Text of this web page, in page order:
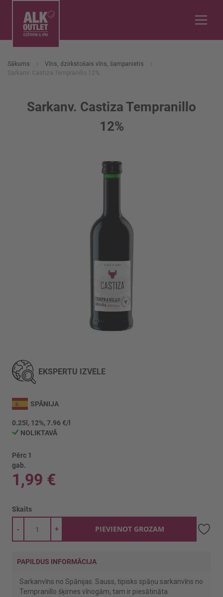
Sākums
Vīns, dzirkstošais vīns, šampanietis
Sarkanv. Castiza Tempranillo 12%
Sarkanv. Castiza Tempranillo
12%
uz
galerijas
sākumu
EKSPERTU IZVĒLE
SPĀNIJA
0.25l, 12%, 7.96 €/l
NOLIKTAVĀ
Pērc 1
gab.
1,99 €
Skaits
+
- PIEVIENOT GROZAM
PAPILDUS INFORMĀCIJA
Sarkanvīns no Spānijas. Sauss, tipisks spāņu sarkanvīns no
Tempranillo šķirnes vīnogām, tam ir piesātināta